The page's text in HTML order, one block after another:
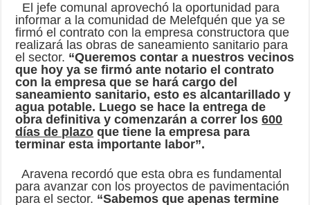
El jefe comunal aprovechó la oportunidad para
informar a la comunidad de Melefquén que ya se
firmó el contrato con la empresa constructora que
realizará las obras de saneamiento sanitario para
el sector. “Queremos contar a nuestros vecinos
que hoy ya se firmó ante notario el contrato
con la empresa que se hará cargo del
saneamiento sanitario, esto es alcantarillado y
agua potable. Luego se hace la entrega de
obra definitiva y comenzarán a correr los600
días de plazo que tiene la empresa para
terminar esta importante labor”.
Aravena recordó que esta obra es fundamental
para avanzar con los proyectos de pavimentación
para el sector. “Sabemos que apenas termine